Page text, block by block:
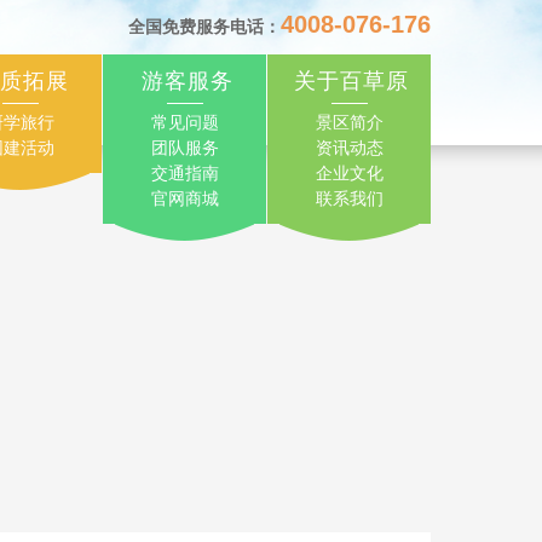
全国免费服务电话： 4008-076-176
拓展
旅行
活动
游客服务
常见问题
团队服务
交通指南
官网商城
关于百草原
景区简介
资讯动态
企业文化
联系我们